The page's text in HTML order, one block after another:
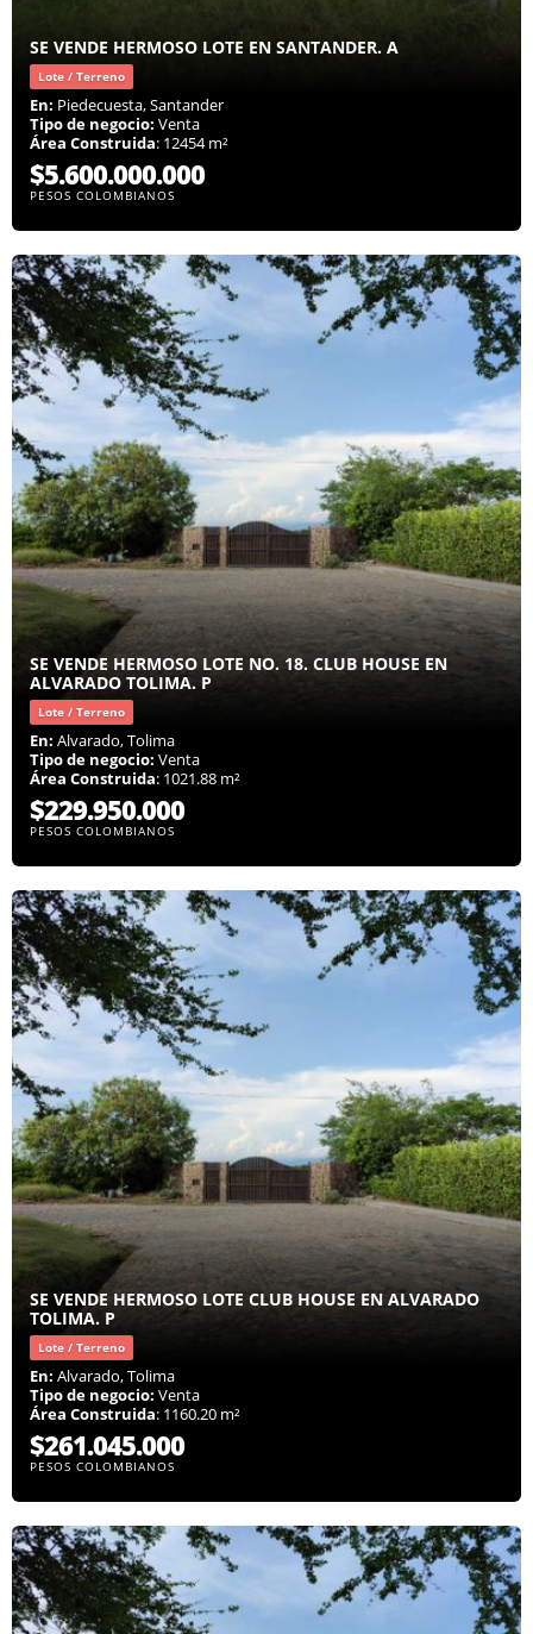
SE VENDE HERMOSO LOTE EN SANTANDER. A
Lote / Terreno
En: Piedecuesta, Santander
Tipo de negocio: Venta
Área Construida: 12454 m²
$5.600.000.000
PESOS COLOMBIANOS
SE VENDE HERMOSO LOTE NO. 18. CLUB HOUSE EN
ALVARADO TOLIMA. P
Lote / Terreno
En: Alvarado, Tolima
Tipo de negocio: Venta
Área Construida: 1021.88 m²
$229.950.000
PESOS COLOMBIANOS
SE VENDE HERMOSO LOTE CLUB HOUSE EN ALVARADO
TOLIMA. P
Lote / Terreno
En: Alvarado, Tolima
Tipo de negocio: Venta
Área Construida: 1160.20 m²
$261.045.000
PESOS COLOMBIANOS